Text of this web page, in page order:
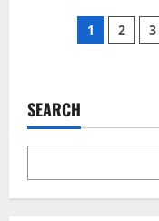
में
फिर
बदलेगा
को
जिलों
भारी
का
Posts
1 2 3
SEARCH